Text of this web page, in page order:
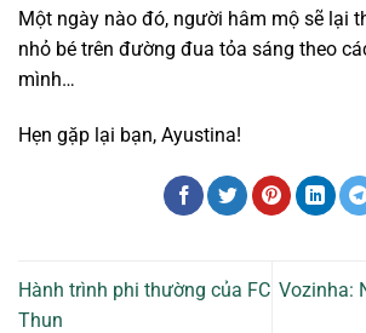
Một ngày nào đó, người hâm mộ sẽ lại
nhỏ bé trên đường đua tỏa sáng theo
mình…
Hẹn gặp lại bạn, Ayustina!
Hành trình phi thường của FC
Thun
Vozinha: